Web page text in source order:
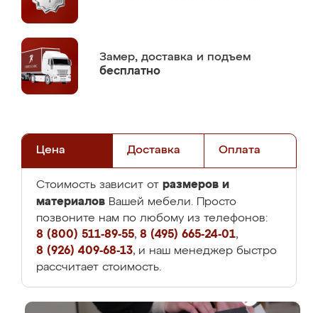
Замер, доставка и подъем
бесплатно
Цена Доставка Оплата
Стоимость зависит от размеров и
материалов Вашей мебели. Просто
позвоните нам по любому из телефонов:
8 (800) 511-89-55, 8 (495) 665-24-01,
8 (926) 409-68-13, и наш менеджер быстро
рассчитает стоимость.